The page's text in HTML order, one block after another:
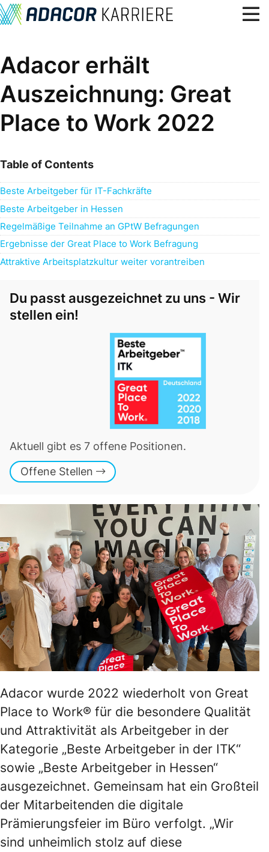
Benefits, Kultur & Werte
Lerne uns kennen
Karriere
Offene Stellen 7
Adacor erhält
Auszeichnung: Great
Place to Work 2022
Table of Contents
Beste Arbeitgeber für IT-Fachkräfte
Beste Arbeitgeber in Hessen
Regelmäßige Teilnahme an GPtW Befragungen
Ergebnisse der Great Place to Work Befragung
Attraktive Arbeitsplatzkultur weiter vorantreiben
Du passt ausgezeichnet zu uns - Wir
stellen ein!
Aktuell gibt es 7 offene Positionen.
Offene Stellen
Adacor wurde 2022 wiederholt von Great
Place to Work® für die besondere Qualität
und Attraktivität als Arbeitgeber in der
Kategorie „Beste Arbeitgeber in der ITK“
sowie „Beste Arbeitgeber in Hessen“
ausgezeichnet. Gemeinsam hat ein Großteil
der Mitarbeitenden die digitale
Prämierungsfeier im Büro verfolgt. „Wir
sind unheimlich stolz auf diese